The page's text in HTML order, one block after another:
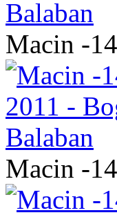
Macin -
Macin -